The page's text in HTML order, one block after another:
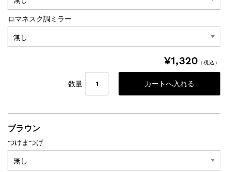
ロマネスク調ミラー
¥1,320 （税込）
数量
ブラウン
つけまつげ